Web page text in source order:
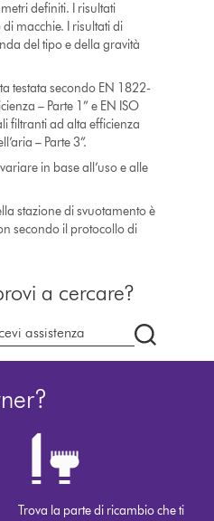
definiti. I risultati
macchie. I risultati di
del tipo e della gravità
testata secondo EN 1822-
– Parte 1” e EN ISO
filtranti ad alta efficienza
– Parte 3”.
in base all’uso e alle
stazione di svuotamento è
secondo il protocollo di
a cercare?
Cerca
su
Trova la parte di ricambio che ti